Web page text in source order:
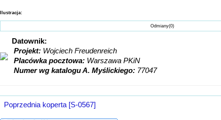
Ilustracja:
Odmiany(0)
Datownik:
Projekt: Wojciech Freudenreich
Placówka pocztowa: Warszawa PKiN
Numer wg katalogu A. Myślickiego: 77047
Poprzednia koperta [S-0567]